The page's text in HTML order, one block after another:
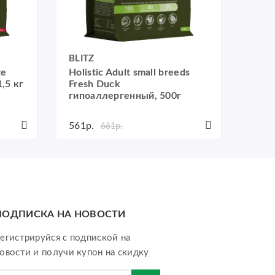
кг
BLITZ
Holistic Adult small breeds
Fresh Duck
гипоаллергенный, 500г
561р. 661р.
НА НОВОСТИ
с подпиской на
и получи купон на скидку